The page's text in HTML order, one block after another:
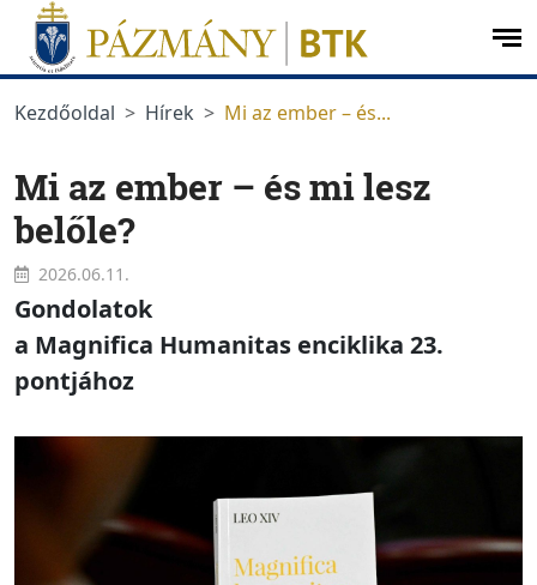
Ugrás a menüre
Ugrás a tartalomra
Kezdőoldal
Hírek Mi az ember – és...
Mi az ember – és mi lesz
belőle?
2026.06.11.
Gondolatok
a Magnifica Humanitas enciklika 23.
pontjához